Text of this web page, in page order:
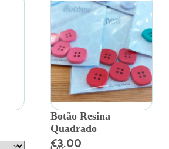
Botão Resina
Quadrado
€3.00